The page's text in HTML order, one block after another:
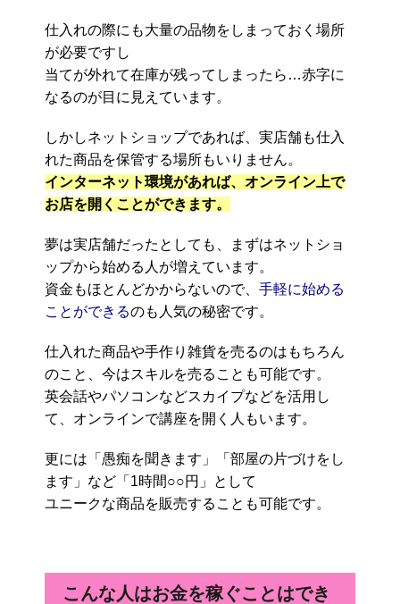
仕入れの際にも大量の品物をしまっておく場所
が必要ですし
当てが外れて在庫が残ってしまったら…赤字に
なるのが目に見えています。
しかしネットショップであれば、実店舗も仕入
れた商品を保管する場所もいりません。
インターネット環境があれば、オンライン上で
お店を開くことができます。
夢は実店舗だったとしても、まずはネットショ
ップから始める人が増えています。
資金もほとんどかからないので、 手軽に始める
ことができるのも人気の秘密です。
仕入れた商品や手作り雑貨を売るのはもちろん
のこと、今はスキルを売ることも可能です。
英会話やパソコンなどスカイプなどを活用し
て、オンラインで講座を開く人もいます。
更には「愚痴を聞きます」「部屋の片づけをし
ます」など「1時間○○円」として
ユニークな商品を販売することも可能です。
こんな人はお金を稼ぐことはでき